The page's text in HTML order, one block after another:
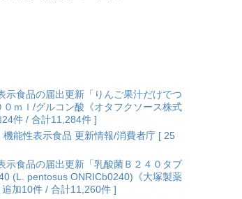
示食品の届出更新「りんご果汁だけでつ
０ｍｌ/グルコン酸《オタフクソース株式
件 / 合計11,284件 ]
能性表示食品 更新情報/消費者庁 [ 25
示食品の届出更新「乳酸菌Ｂ２４０タブ
(L. pentosus ONRICb0240)《大塚製薬
加10件 / 合計11,260件 ]